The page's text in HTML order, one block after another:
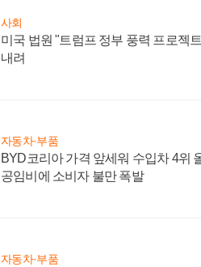
사회
미국 법원 "트럼프 정부 풍력 프로젝
내려
자동차·부품
BYD코리아 가격 앞세워 수입차 4위
공임비에 소비자 불만 폭발
자동차·부품